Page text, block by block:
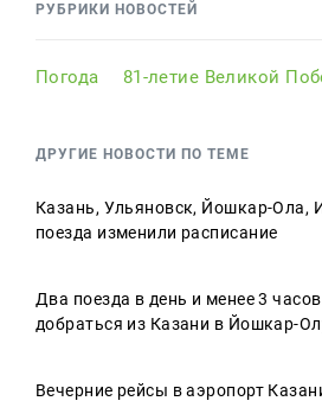
РУБРИКИ НОВОСТЕЙ
Погода 81-летие Великой
ДРУГИЕ НОВОСТИ ПО ТЕМЕ
Казань, Ульяновск, Йошкар-Ола,
поезда изменили расписание
Два поезда в день и менее 3
добраться из Казани в Йошкар-
Вечерние рейсы в аэропорт